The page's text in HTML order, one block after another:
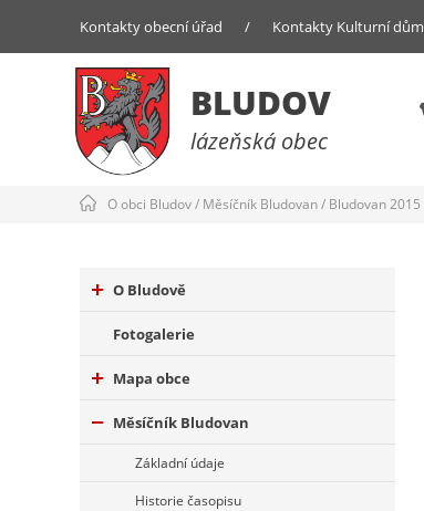
Kontakty obecní úřad / Kontakty Kulturní dům
BLUDOV
lázeňská obec
O obci Bludov/ Měsíčník Bludovan/ Bludovan 2015
O Bludově
Fotogalerie
Mapa obce
Měsíčník Bludovan
Základní údaje
Historie časopisu